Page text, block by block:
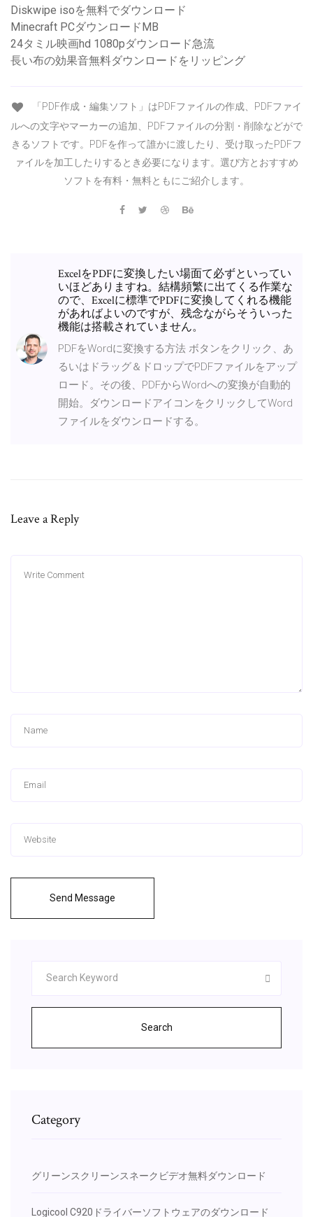
Diskwipe isoを無料でダウンロード
Minecraft PCダウンロードMB
24タミル映画hd 1080pダウンロード急流
長い布の効果音無料ダウンロードをリッピング
「PDF作成・編集ソフト」はPDFファイルの作成、PDFファイ
ルへの文字やマーカーの追加、PDFファイルの分割・削除などがで
きるソフトです。PDFを作って誰かに渡したり、受け取ったPDFフ
ァイルを加工したりするとき必要になります。選び方とおすすめ
ソフトを有料・無料ともにご紹介します。
ExcelをPDFに変換したい場面て必ずといってい
いほどありますね。結構頻繁に出てくる作業な
ので、Excelに標準でPDFに変換してくれる機能
があればよいのですが、残念ながらそういった
機能は搭載されていません。
PDFをWordに変換する方法 ボタンをクリック、あ
るいはドラッグ＆ドロップでPDFファイルをアップ
ロード。その後、PDFからWordへの変換が自動的
開始。ダウンロードアイコンをクリックしてWord
ファイルをダウンロードする。
Leave a Reply
Send Message
Search
Category
グリーンスクリーンスネークビデオ無料ダウンロード
Logicool C920ドライバーソフトウェアのダウンロード